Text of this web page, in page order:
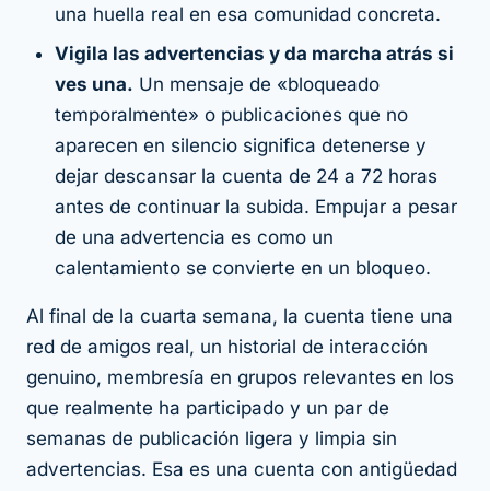
una huella real en esa comunidad concreta.
Vigila las advertencias y da marcha atrás si
ves una. Un mensaje de «bloqueado
temporalmente» o publicaciones que no
aparecen en silencio significa detenerse y
dejar descansar la cuenta de 24 a 72 horas
antes de continuar la subida. Empujar a pesar
de una advertencia es como un
calentamiento se convierte en un bloqueo.
Al final de la cuarta semana, la cuenta tiene una
red de amigos real, un historial de interacción
genuino, membresía en grupos relevantes en los
que realmente ha participado y un par de
semanas de publicación ligera y limpia sin
advertencias. Esa es una cuenta con antigüedad